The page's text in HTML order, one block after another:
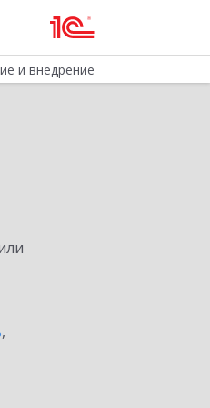
и внедрение
,